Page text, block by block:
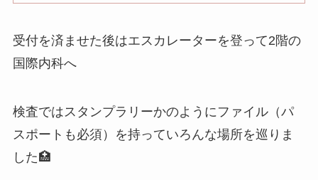
受付を済ませた後はエスカレーターを登って2階の
国際内科へ
検査ではスタンプラリーかのようにファイル（パ
スポートも必須）を持っていろんな場所を巡りま
した🏥